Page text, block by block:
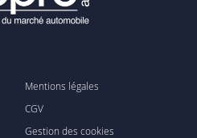
Mentions légales
CGV
Gestion des cookies